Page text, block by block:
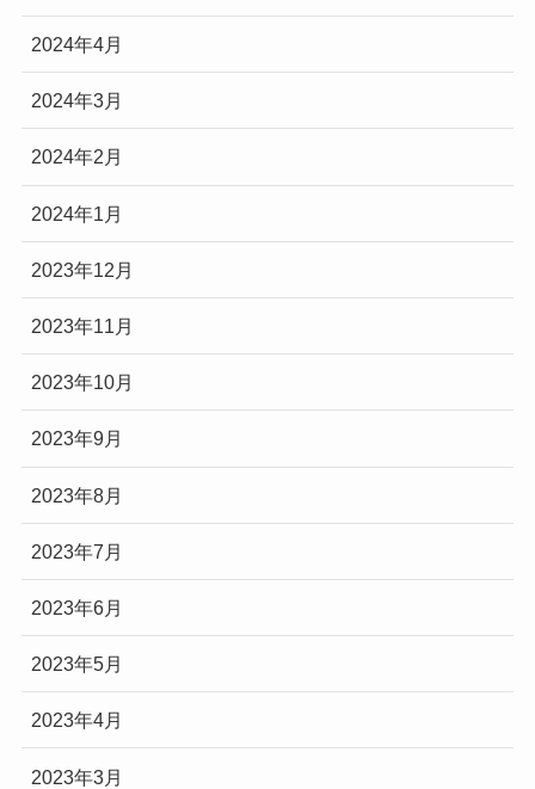
2024年4月
2024年3月
2024年2月
2024年1月
2023年12月
2023年11月
2023年10月
2023年9月
2023年8月
2023年7月
2023年6月
2023年5月
2023年4月
2023年3月